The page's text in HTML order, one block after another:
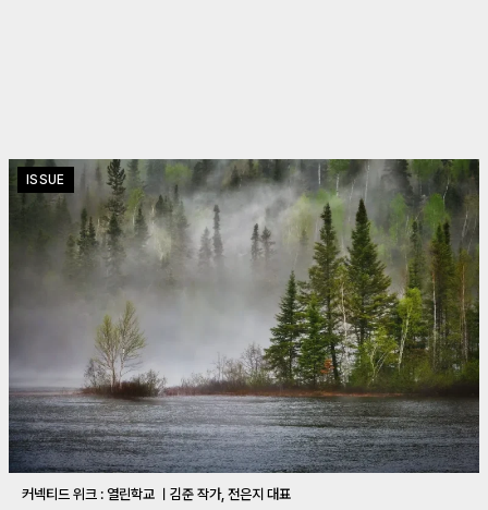
ISSUE
커넥티드 위크 : 열린학교 ㅣ김준 작가, 전은지 대표